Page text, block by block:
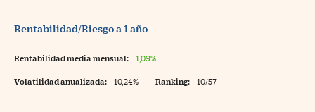
Rentabilidad/Riesgo a 1 año
Rentabilidad media mensual: 1,09%
Volatilidad anualizada: 10,24% - Ranking: 10/57